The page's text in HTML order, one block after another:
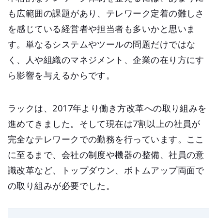
も広範囲の課題があり、テレワーク定着の難しさ
を感じている経営者や担当者も多いかと思いま
す。単なるシステムやツールの問題だけではな
く、人や組織のマネジメント、企業の在り方にす
ら影響を与えるからです。
ラックは、2017年より働き方改革への取り組みを
進めてきました。そして現在は7割以上の社員が
完全なテレワークでの勤務を行っています。ここ
に至るまで、会社の制度や機器の整備、社員の意
識改革など、トップダウン、ボトムアップ両面で
の取り組みが必要でした。